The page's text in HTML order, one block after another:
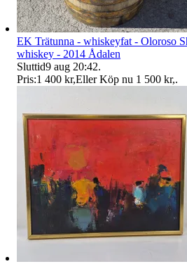
EK Trätunna - whiskeyfat - Oloroso
whiskey - 2014 Ådalen
Sluttid9 aug 20:42.
Pris:1 400 kr,Eller Köp nu 1 500 kr,.